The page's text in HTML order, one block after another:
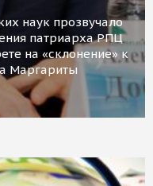
наук прозвучало
патриарха РПЦ
на «склонение» к
Маргариты